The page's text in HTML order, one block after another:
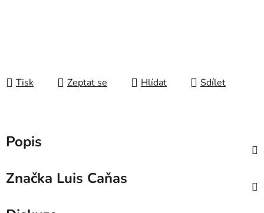
Tisk Zeptat se Hlídat Sdílet
Popis
Značka Luis Caňas